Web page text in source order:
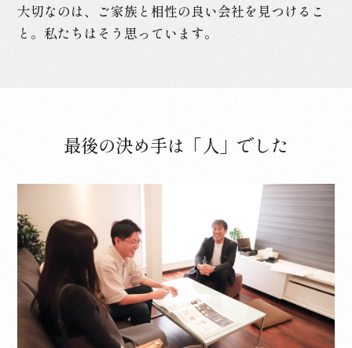
大切なのは、ご家族と相性の良い会社を見つけるこ
と。私たちはそう思っています。
最後の決め手は「人」でした